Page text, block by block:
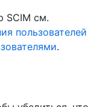
SCIM см.
пользователей
.